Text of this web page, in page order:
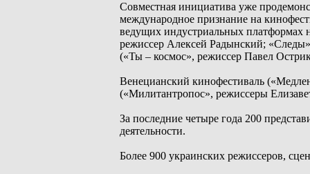
Совместная инициатива уже
международное признание на
ведущих индустриальных платформах
режиссер Алексей Радынский;
(«Ты – космос», режиссер Павел
Венецианский кинофестиваль
(«Милитантропос», режиссеры
За последние четыре года 200
деятельности.
Более 900 украинских режиссеров,